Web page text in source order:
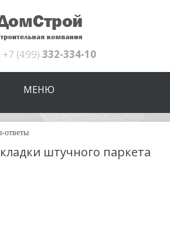
+7 (499) 332-334-10
МЕНЮ
ответы
штучного паркета